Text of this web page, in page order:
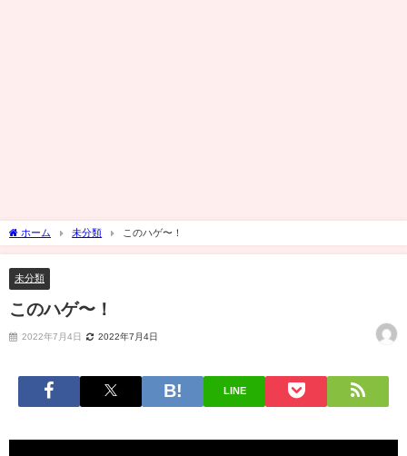
ホーム 未分類 このハゲ〜！
未分類
このハゲ〜！
2022年7月4日 2022年7月4日
LINE